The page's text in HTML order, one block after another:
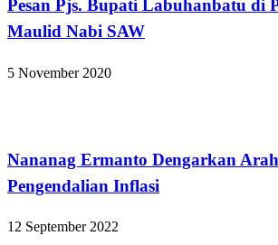
Pesan Pjs. Bupati Labuhanbatu di
Maulid Nabi SAW
5 November 2020
Nananag Ermanto Dengarkan
Pengendalian Inflasi
12 September 2022